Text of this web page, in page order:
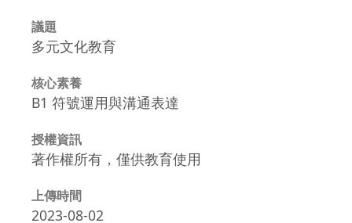
議題
多元文化教育
核心素養
B1 符號運用與溝通表達
授權資訊
著作權所有，僅供教育使用
上傳時間
2023-08-02